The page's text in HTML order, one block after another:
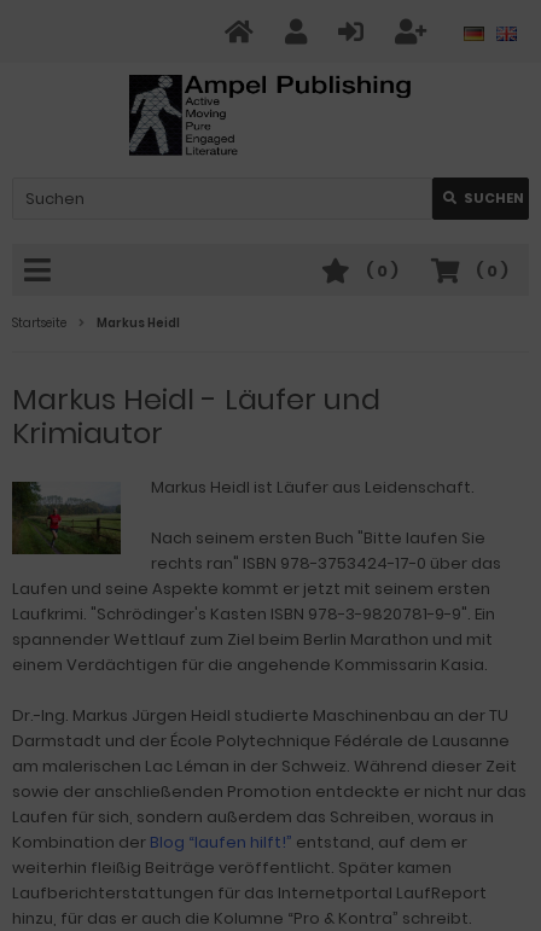
SUCHEN
( 0 )
( 0 )
Startseite Markus Heidl
Markus Heidl - Läufer und
Krimiautor
Markus Heidl ist Läufer aus Leidenschaft.
Nach seinem ersten Buch "Bitte laufen Sie
rechts ran" ISBN 978-3753424-17-0 über das
Laufen und seine Aspekte kommt er jetzt mit seinem ersten
Laufkrimi. "Schrödinger's Kasten ISBN 978-3-9820781-9-9". Ein
spannender Wettlauf zum Ziel beim Berlin Marathon und mit
einem Verdächtigen für die angehende Kommissarin Kasia.
Dr.-Ing. Markus Jürgen Heidl studierte Maschinenbau an der TU
Darmstadt und der École Polytechnique Fédérale de Lausanne
am malerischen Lac Léman in der Schweiz. Während dieser Zeit
sowie der anschließenden Promotion entdeckte er nicht nur das
Laufen für sich, sondern außerdem das Schreiben, woraus in
Kombination der Blog “laufen hilft!” entstand, auf dem er
weiterhin fleißig Beiträge veröffentlicht. Später kamen
Laufberichterstattungen für das Internetportal LaufReport
hinzu, für das er auch die Kolumne “Pro & Kontra” schreibt.